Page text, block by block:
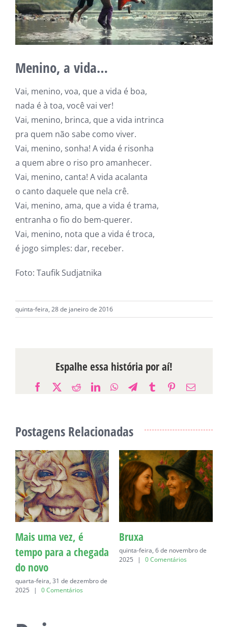
Menino, a vida…
Vai, menino, voa, que a vida é boa,
nada é à toa, você vai ver!
Vai, menino, brinca, que a vida intrinca
pra quem não sabe como viver.
Vai, menino, sonha! A vida é risonha
a quem abre o riso pro amanhecer.
Vai, menino, canta! A vida acalanta
o canto daquele que nela crê.
Vai, menino, ama, que a vida é trama,
entranha o fio do bem-querer.
Vai, menino, nota que a vida é troca,
é jogo simples: dar, receber.
Foto: Taufik Sudjatnika
quinta-feira, 28 de janeiro de 2016
Espalhe essa história por aí!
Facebook
X RedditLinkedInWhatsApp
Telegram
TumblrPinterest
E-
Postagens Relacionadas
Mais uma vez, é
tempo para a chegada
do novo
quarta-feira, 31 de dezembro de
2025
| 0 Comentários
Bruxa
quinta-feira, 6 de novembro de
2025
| 0 Comentários